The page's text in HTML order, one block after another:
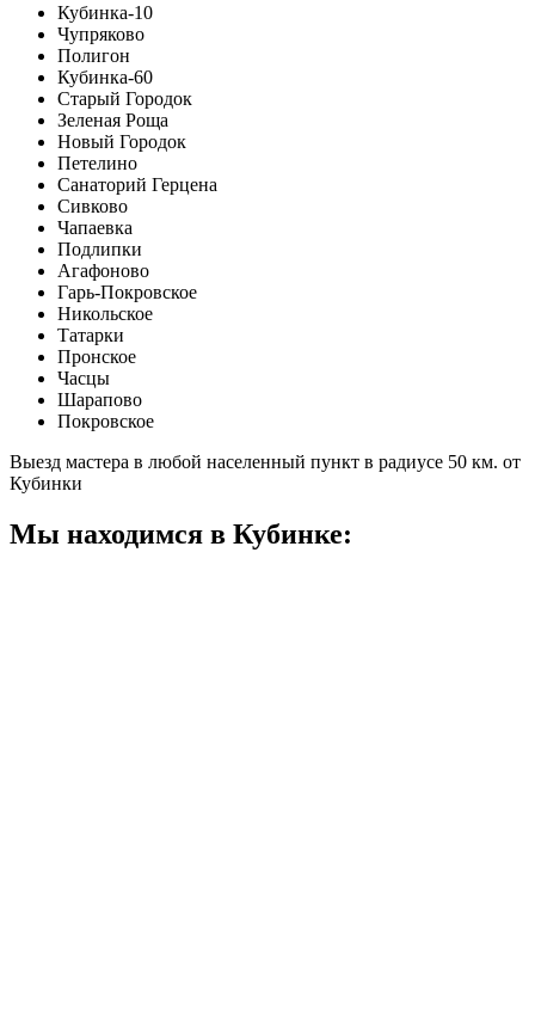
Кубинка-10
Чупряково
Полигон
Кубинка-60
Старый Городок
Зеленая Роща
Новый Городок
Петелино
Санаторий Герцена
Сивково
Чапаевка
Подлипки
Агафоново
Гарь-Покровское
Никольское
Татарки
Пронское
Часцы
Шарапово
Покровское
Выезд мастера в любой населенный пункт в радиусе 50 км. от
Кубинки
Мы находимся в Кубинке: